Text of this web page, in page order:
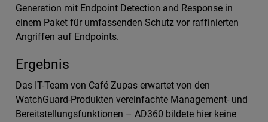
Generation mit Endpoint Detection and Response in
einem Paket für umfassenden Schutz vor raffinierten
Angriffen auf Endpoints.
Ergebnis
Das IT-Team von Café Zupas erwartet von den
WatchGuard-Produkten vereinfachte Management- und
Bereitstellungsfunktionen – AD360 bildete hier keine